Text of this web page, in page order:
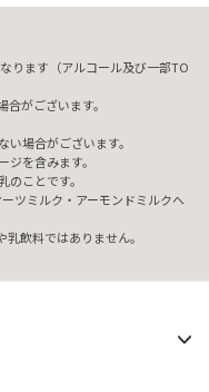
ります（アルコール及び一部TO
がございます。
場合がございます。
を含みます。
ことです。
ツミルク・アーモンドミルクへ
飲料ではありません。